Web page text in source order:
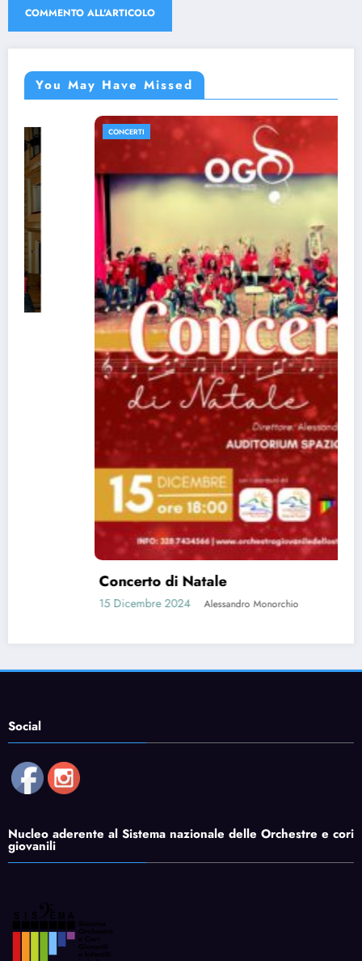
You May Have Missed
Concerto di Natale
15 Dicembre 2024 Alessandro Monorchio
Social
Nucleo aderente al Sistema nazionale delle Orchestre e cori
giovanili